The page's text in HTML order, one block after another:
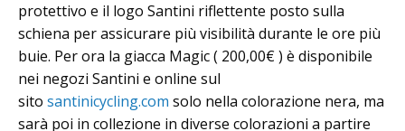
protettivo e il logo Santini riflettente posto sulla
schiena per assicurare più visibilità durante le ore più
buie. Per ora la giacca Magic ( 200,00€ ) è disponibile
nei negozi Santini e online sul
sito santinicycling.com solo nella colorazione nera, ma
sarà poi in collezione in diverse colorazioni a partire